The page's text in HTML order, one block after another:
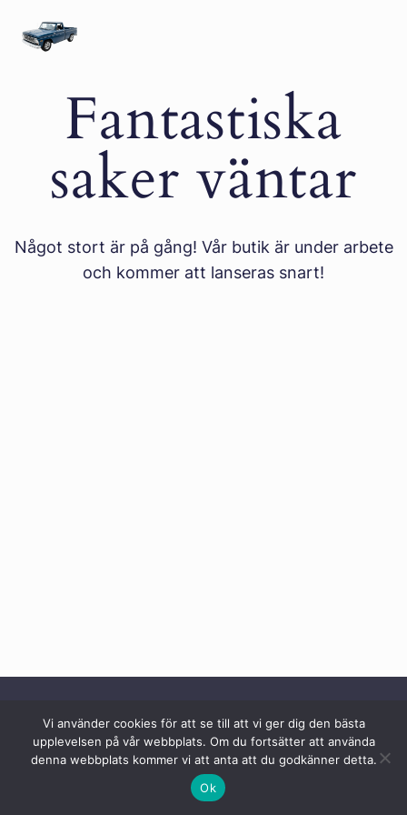
Fantastiska
saker väntar
Något stort är på gång! Vår butik är under arbete
och kommer att lanseras snart!
© 2026 Hästbiten
kontakt@hastbiten.se
Vi använder cookies för att se till att vi ger dig den bästa
upplevelsen på vår webbplats. Om du fortsätter att använda
denna webbplats kommer vi att anta att du godkänner detta.
Ok